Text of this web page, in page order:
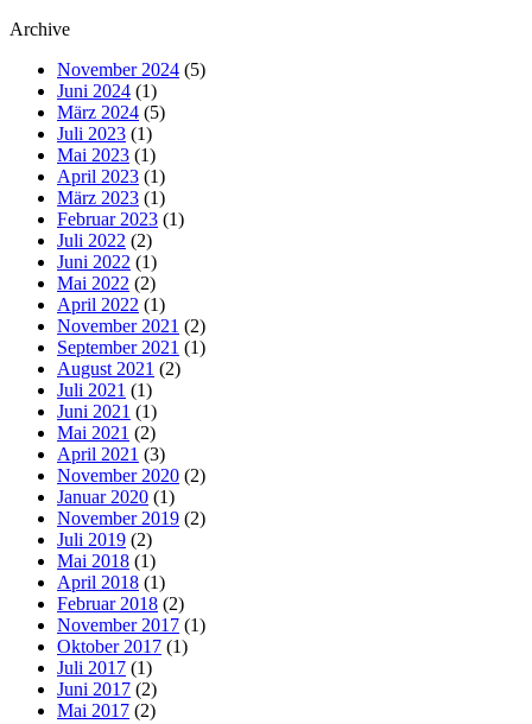
Archive
November 2024 (5)
Juni 2024 (1)
März 2024 (5)
Juli 2023 (1)
Mai 2023 (1)
April 2023 (1)
März 2023 (1)
Februar 2023 (1)
Juli 2022 (2)
Juni 2022 (1)
Mai 2022 (2)
April 2022 (1)
November 2021 (2)
September 2021 (1)
August 2021 (2)
Juli 2021 (1)
Juni 2021 (1)
Mai 2021 (2)
April 2021 (3)
November 2020 (2)
Januar 2020 (1)
November 2019 (2)
Juli 2019 (2)
Mai 2018 (1)
April 2018 (1)
Februar 2018 (2)
November 2017 (1)
Oktober 2017 (1)
Juli 2017 (1)
Juni 2017 (2)
Mai 2017 (2)